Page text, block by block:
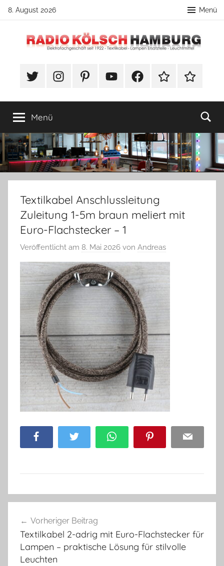
Zum
springen
8. August 2026 Menü
Radio
Hamburg
Lampenbau
#TwitterInstagramPinterestYouTubeFacebookTikTok Webshop
Menü
Textilkabel Anschlussleitung
Zuleitung 1-5m braun meliert mit
Euro-Flachstecker – 1
Veröffentlicht am 8. Mai 2026 von Andreas
Facebook Twitter WhatsApp Pinterest Email
Vorheriger Beitrag
Textilkabel 2-adrig mit Euro-Flachstecker für
Lampen – praktische Lösung für stilvolle
Leuchten